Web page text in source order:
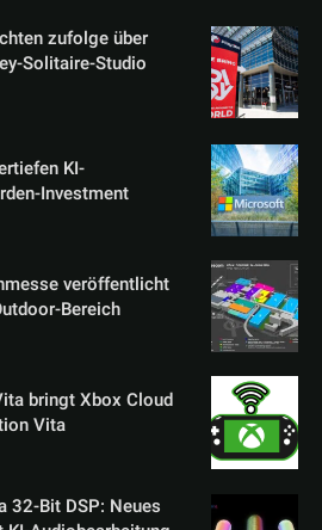
zufolge über
Solitaire-Studio
KI-
Investment
veröffentlicht
Bereich
bringt Xbox Cloud
Vita
32-Bit DSP: Neues